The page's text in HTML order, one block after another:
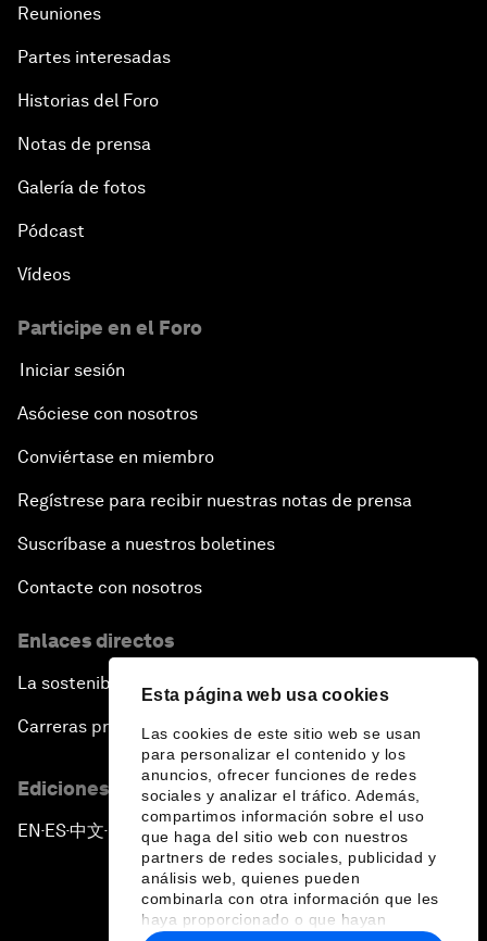
Esta página web usa cookies
Las cookies de este sitio web se usan
para personalizar el contenido y los
anuncios, ofrecer funciones de redes
sociales y analizar el tráfico. Además,
compartimos información sobre el uso
que haga del sitio web con nuestros
partners de redes sociales, publicidad y
análisis web, quienes pueden
combinarla con otra información que les
haya proporcionado o que hayan
Reuniones
Partes interesadas
Historias del Foro
Notas de prensa
Galería de fotos
Pódcast
Vídeos
Participe en el Foro
Iniciar sesión
Asóciese con nosotros
Conviértase en miembro
Regístrese para recibir nuestras notas de prensa
Suscríbase a nuestros boletines
Contacte con nosotros
Enlaces directos
La sostenibilidad en el Foro
Carreras profesionales
Ediciones en otros idiomas
EN ▪ES▪中文▪ 日本語